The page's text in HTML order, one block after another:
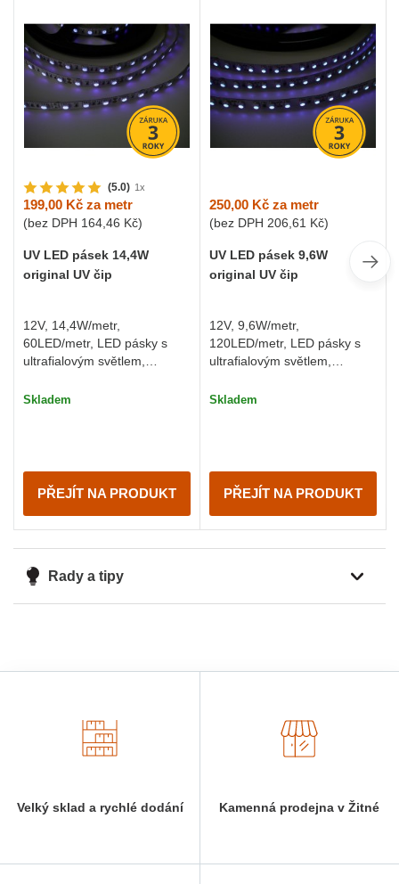
(5.0) 1x
199,00 Kč za metr
(bez DPH 164,46 Kč)
UV LED pásek 14,4W
original UV čip
12V, 14,4W/metr,
60LED/metr, LED pásky s
ultrafialovým světlem,
Skladem
PŘEJÍT NA PRODUKT
250,00 Kč za metr
(bez DPH 206,61 Kč)
UV LED pásek 9,6W
original UV čip
12V, 9,6W/metr,
120LED/metr, LED pásky s
ultrafialovým světlem,
Skladem
PŘEJÍT NA PRODUKT
Rady a tipy
Velký sklad a rychlé dodání Kamenná prodejna v Žitné